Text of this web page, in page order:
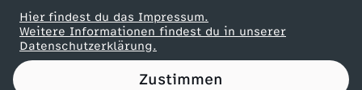
Hier findest du das Impressum.
Weitere Informationen findest du in unserer
Datenschutzerklärung.
Zustimmen
b
a
Partner